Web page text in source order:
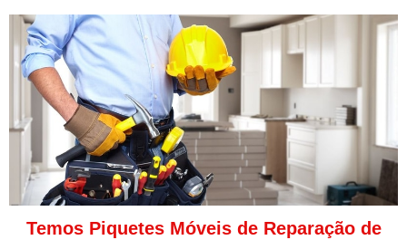
Temos Piquetes Móveis de Reparação de